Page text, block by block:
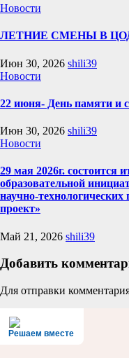
Новости
ЛЕТНИЕ СМЕНЫ В
Июн 30, 2026 shili39
Новости
22 июня- День памяти и
Июн 30, 2026 shili39
Новости
29 мая 2026г. состоится
образовательной
научно-
проект»
Май 21, 2026 shili39
Добавить
Для отправки
Решаем вместе